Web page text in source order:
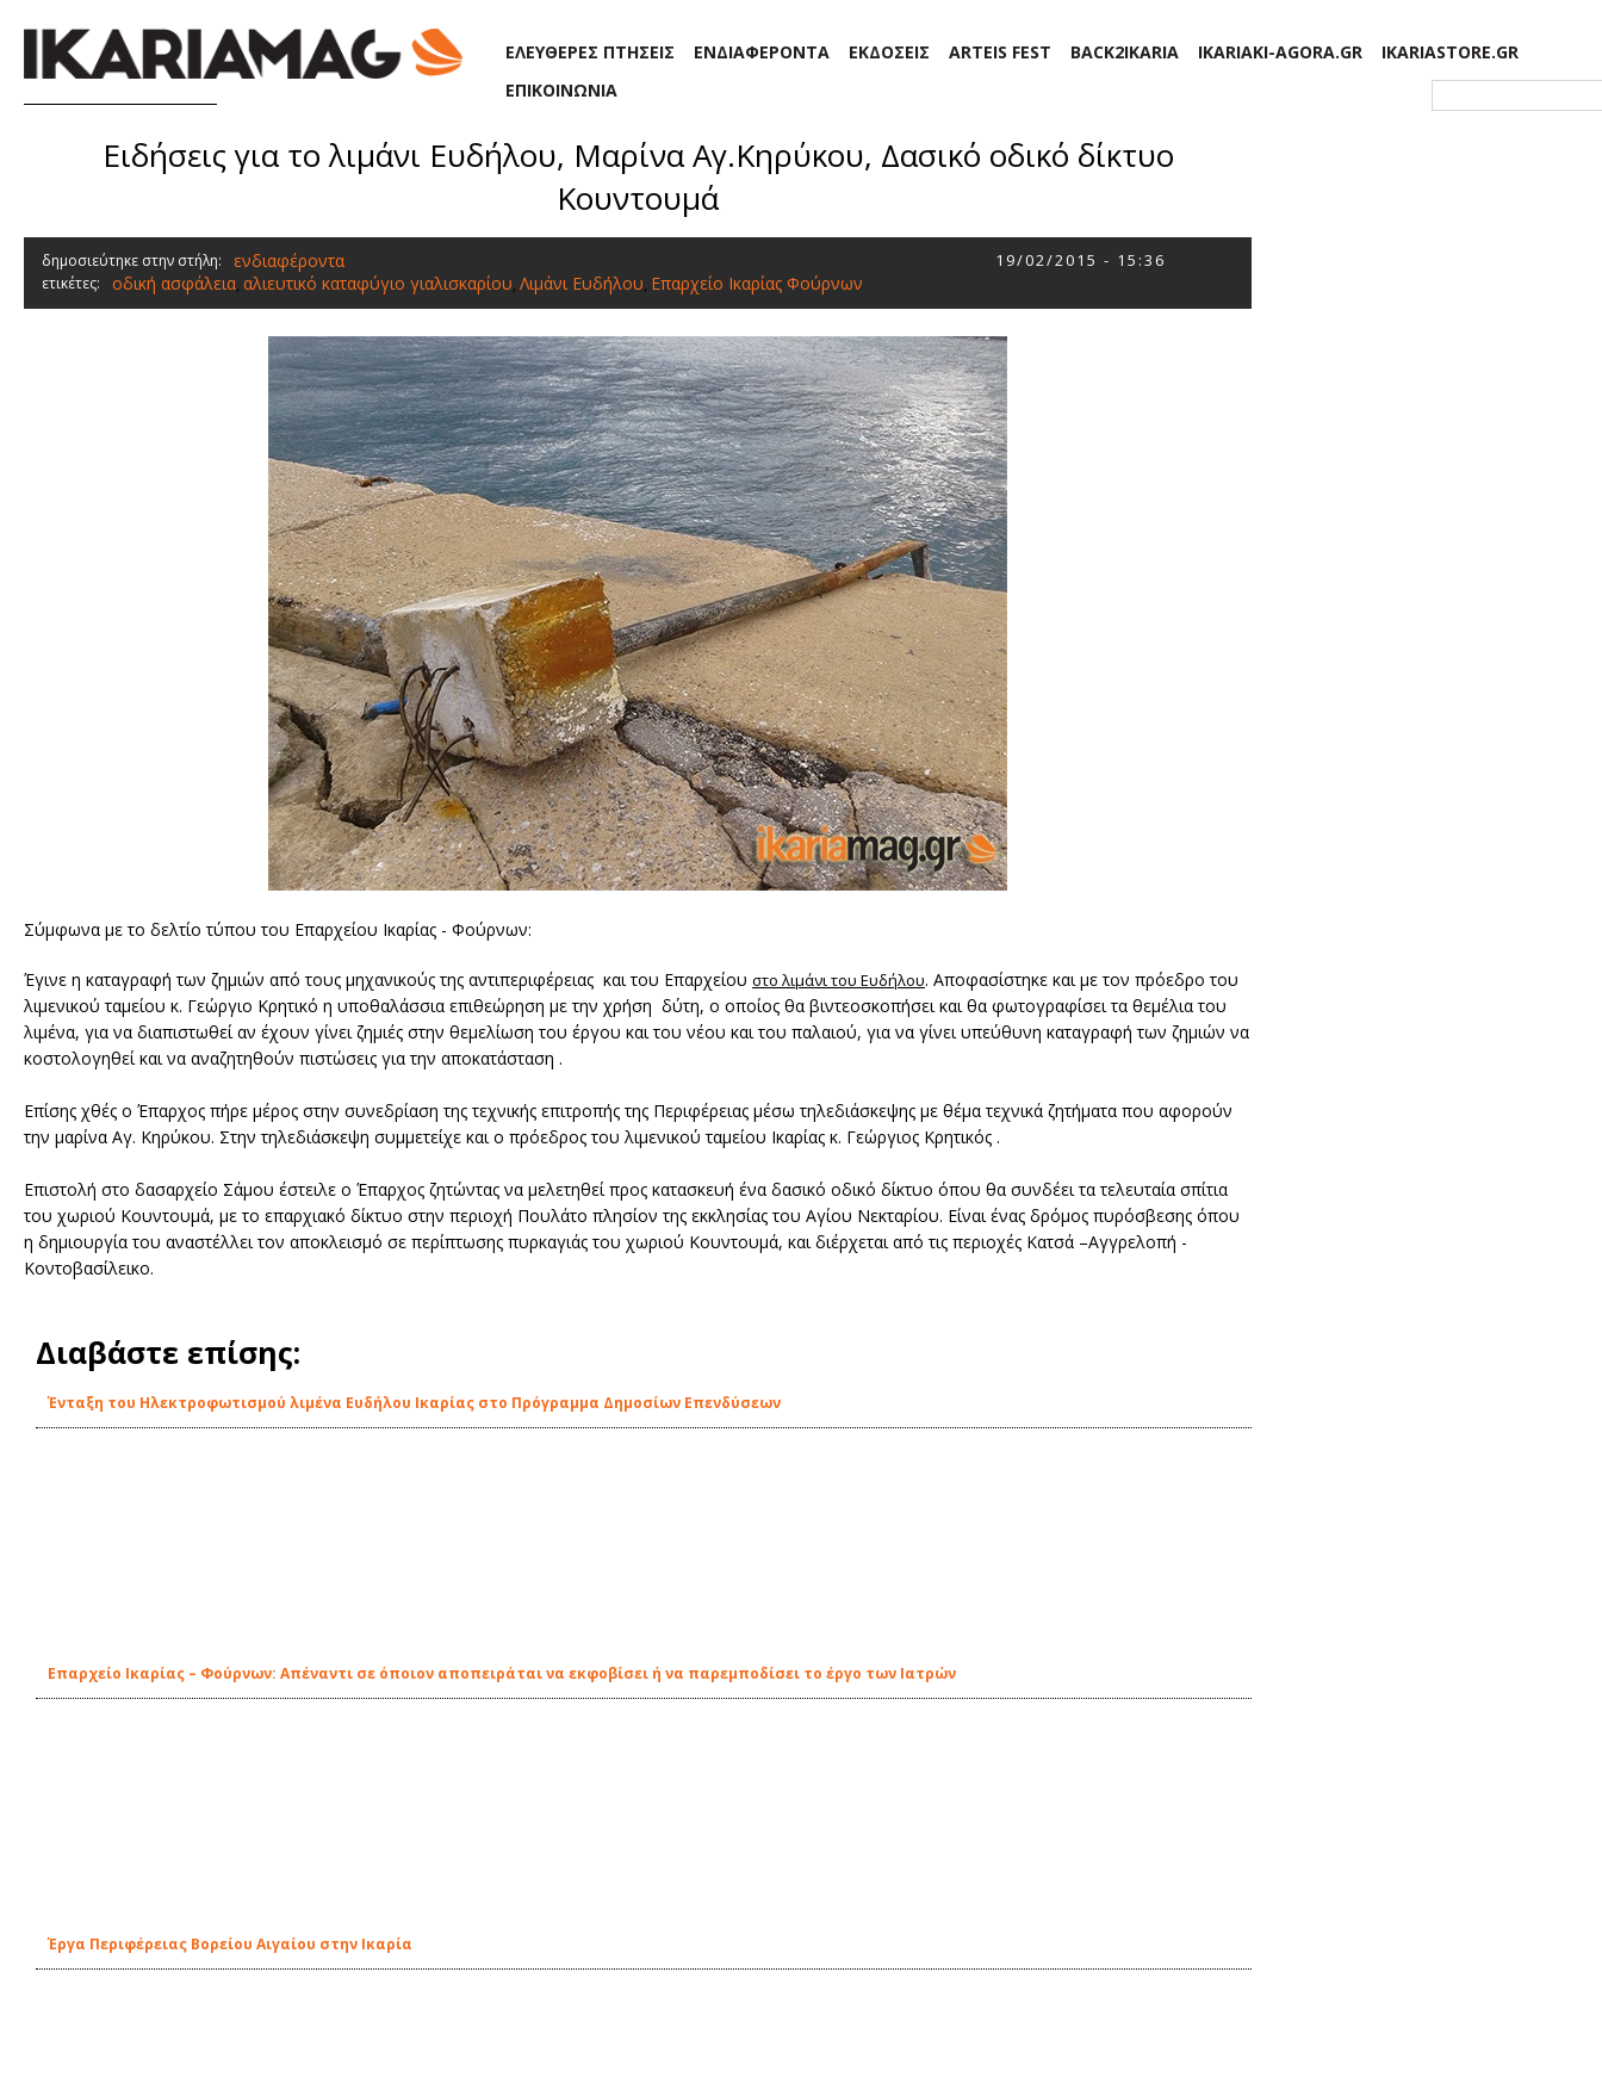
ΕΛΕΥΘΕΡΕΣ ΠΤΗΣΕΙΣ ΕΝΔΙΑΦΕΡΟΝΤΑ ΕΚΔΟΣΕΙΣ ARTEIS FEST BACK2IKARIA IKARIAKI-AGORA.GR
IKARIASTORE.GR
ΕΠΙΚΟΙΝΩΝΙΑ
Ειδήσεις για το λιμάνι Ευδήλου, Μαρίνα Αγ.Κηρύκου, Δασικό οδικό δίκτυο
Κουντουμά
δημοσιεύτηκε στην στήλη: ενδιαφέροντα 19/02/2015 - 15:36
ετικέτες: οδική ασφάλεια, αλιευτικό καταφύγιο γιαλισκαρίου, Λιμάνι Ευδήλου, Επαρχείο Ικαρίας Φούρνων
Σύμφωνα με το δελτίο τύπου του Επαρχείου Ικαρίας - Φούρνων:
Έγινε η καταγραφή των ζημιών από τους μηχανικούς της αντιπεριφέρειας και του Επαρχείου στο λιμάνι του Ευδήλου. Αποφασίστηκε και με τον πρόεδρο του
λιμενικού ταμείου κ. Γεώργιο Κρητικό η υποθαλάσσια επιθεώρηση με την χρήση δύτη, ο οποίος θα βιντεοσκοπήσει και θα φωτογραφίσει τα θεμέλια του
λιμένα, για να διαπιστωθεί αν έχουν γίνει ζημιές στην θεμελίωση του έργου και του νέου και του παλαιού, για να γίνει υπεύθυνη καταγραφή των ζημιών να
κοστολογηθεί και να αναζητηθούν πιστώσεις για την αποκατάσταση .
Επίσης χθές ο Έπαρχος πήρε μέρος στην συνεδρίαση της τεχνικής επιτροπής της Περιφέρειας μέσω τηλεδιάσκεψης με θέμα τεχνικά ζητήματα που αφορούν
την μαρίνα Αγ. Κηρύκου. Στην τηλεδιάσκεψη συμμετείχε και ο πρόεδρος του λιμενικού ταμείου Ικαρίας κ. Γεώργιος Κρητικός .
Επιστολή στο δασαρχείο Σάμου έστειλε ο Έπαρχος ζητώντας να μελετηθεί προς κατασκευή ένα δασικό οδικό δίκτυο όπου θα συνδέει τα τελευταία σπίτια
του χωριού Κουντουμά, με το επαρχιακό δίκτυο στην περιοχή Πουλάτο πλησίον της εκκλησίας του Αγίου Νεκταρίου. Είναι ένας δρόμος πυρόσβεσης όπου
η δημιουργία του αναστέλλει τον αποκλεισμό σε περίπτωσης πυρκαγιάς του χωριού Κουντουμά, και διέρχεται από τις περιοχές Κατσά –Αγγρελοπή -
Κοντοβασίλεικο.
Διαβάστε επίσης:
Ένταξη του Ηλεκτροφωτισμού λιμένα Ευδήλου Ικαρίας στο Πρόγραμμα Δημοσίων Επενδύσεων
Eπαρχείο Ικαρίας – Φούρνων: Απέναντι σε όποιον αποπειράται να εκφοβίσει ή να παρεμποδίσει το έργο των Ιατρών
Έργα Περιφέρειας Βορείου Αιγαίου στην Ικαρία